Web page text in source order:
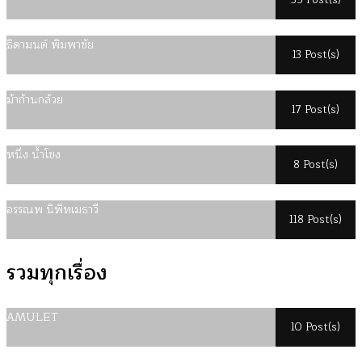
ธิดามนต์ พิมพาชัย
13 Post(s)
ม้าก้านกล้วย
17 Post(s)
หนึ่ง น้ำโขง
8 Post(s)
อรรณพ นิพิทเมธาวี
118 Post(s)
รวมทุกเรื่อง
AMULET
10 Post(s)